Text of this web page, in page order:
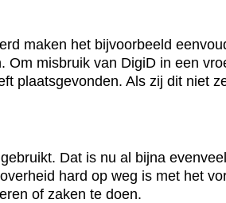
maken het bijvoorbeeld
Om misbruik van DigiD in een
plaatsgevonden. Als zij dit niet
Dat is nu al bijna
hard op weg is met het
of zaken te doen.